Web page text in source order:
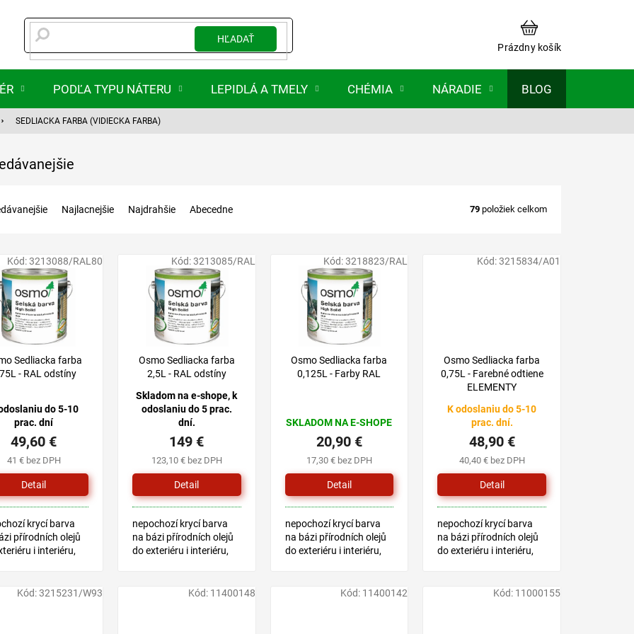
HĽADAŤ
NÁKUPNÝ
KOŠÍK
Prázdny košík
PODĽA TYPU NÁTERU LEPIDLÁ A TMELY CHÉMIA NÁRADIE BLOG
SEDLIACKA FARBA (VIDIECKA FARBA)
Najlacnejšie Najdrahšie Abecedne 79 položiek celkom
Sedliacka farba
- RAL odstíny
do 5-10
prac. dní
41 € bez DPH
49,60 €
Detail
krycí barva
přírodních olejů
i interiéru,
Kód:3213088/RAL80
Osmo Sedliacka farba
2,5L - RAL odstíny
Skladom na e-shope, k
odoslaniu do 5 prac.
dní.
123,10 € bez DPH
149 €
Detail
nepochozí krycí barva
na bázi přírodních olejů
do exteriéru i interiéru,
Kód:3213085/RAL
Osmo Sedliacka farba
0,125L - Farby RAL
SKLADOM NA E-SHOPE
17,30 € bez DPH
20,90 €
Detail
nepochozí krycí barva
na bázi přírodních olejů
do exteriéru i interiéru,
Kód:3218823/RAL
Osmo Sedliacka farba
0,75L - Farebné odtiene
ELEMENTY
K odoslaniu do 5-10
prac. dní.
40,40 € bez DPH
48,90 €
Detail
nepochozí krycí barva
na bázi přírodních olejů
do exteriéru i interiéru,
Kód:3215834/A01
Kód:3215231/W93 Kód: 11400148 Kód: 11400142 Kód: 11000155